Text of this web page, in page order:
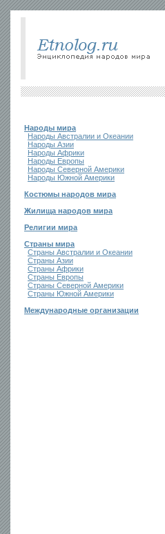
Народы мира
Народы Австралии и Океании
Народы Азии
Народы Африки
Народы Европы
Народы Северной Америки
Народы Южной Америки
Костюмы народов мира
Жилища народов мира
Религии мира
Страны мира
Страны Австралии и Океании
Страны Азии
Страны Африки
Страны Европы
Страны Северной Америки
Страны Южной Америки
Международные организации